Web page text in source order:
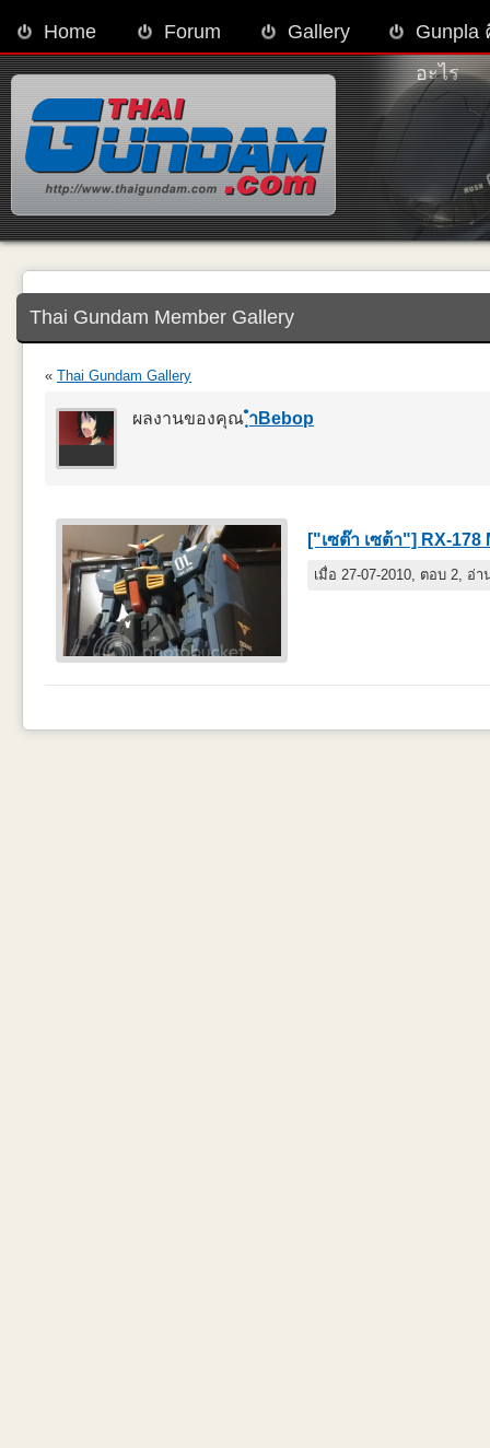
Home Forum Gallery
Gunpla
อะไร
Thai Gundam Member Gallery
« Thai Gundam Gallery
ผลงานของคุณฺำBebop
["เซต๊า เซต้า"] RX-178
เมื่อ 27-07-2010, ตอบ 2, อ่า